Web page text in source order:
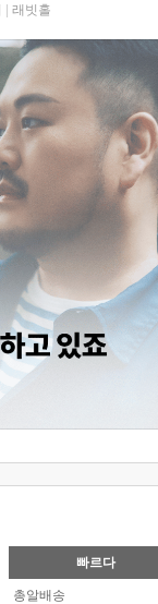
래빗홀
빠르다
총알배송